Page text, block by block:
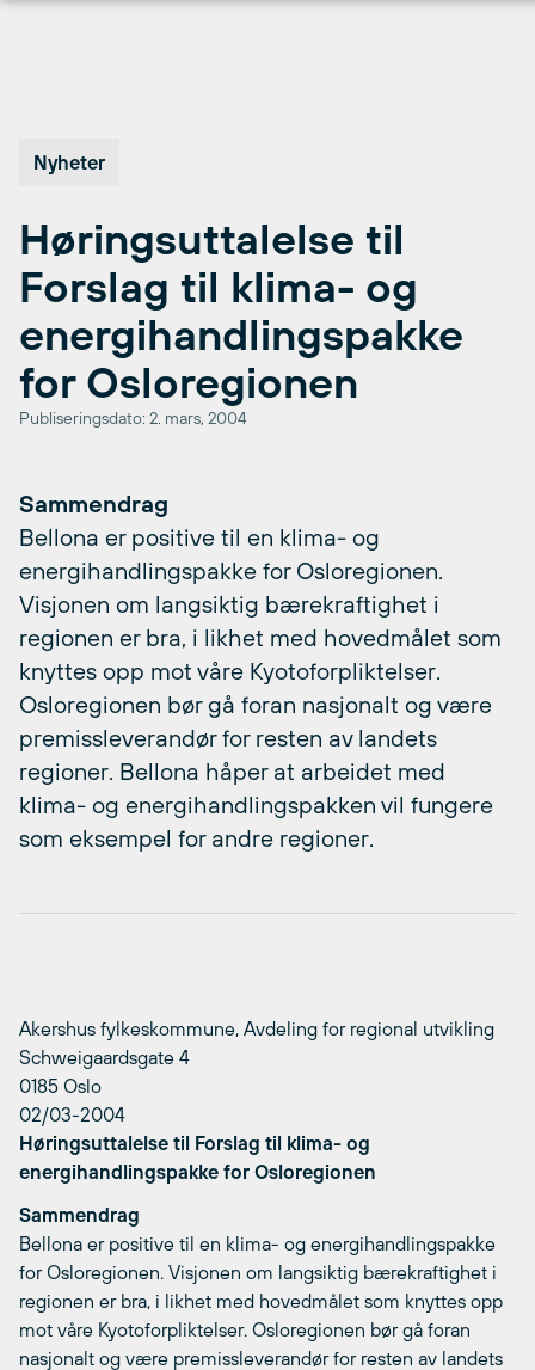
Nyheter
Høringsuttalelse til
Forslag til klima- og
energihandlingspakke
for Osloregionen
Publiseringsdato: 2. mars, 2004
Sammendrag
Bellona er positive til en klima- og
energihandlingspakke for Osloregionen.
Visjonen om langsiktig bærekraftighet i
regionen er bra, i likhet med hovedmålet som
knyttes opp mot våre Kyotoforpliktelser.
Osloregionen bør gå foran nasjonalt og være
premissleverandør for resten av landets
regioner. Bellona håper at arbeidet med
klima- og energihandlingspakken vil fungere
som eksempel for andre regioner.
Akershus fylkeskommune, Avdeling for regional utvikling
Schweigaardsgate 4
0185 Oslo
02/03-2004
Høringsuttalelse til Forslag til klima- og
energihandlingspakke for Osloregionen
Sammendrag
Bellona er positive til en klima- og energihandlingspakke
for Osloregionen. Visjonen om langsiktig bærekraftighet i
regionen er bra, i likhet med hovedmålet som knyttes opp
mot våre Kyotoforpliktelser. Osloregionen bør gå foran
nasjonalt og være premissleverandør for resten av landets